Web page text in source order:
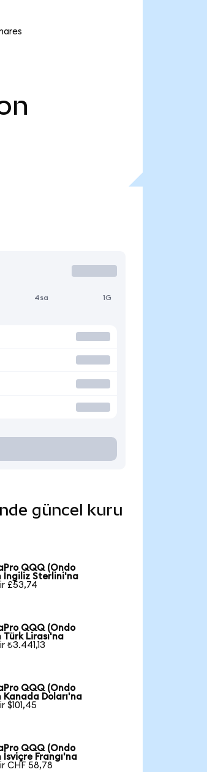
4sa 1G
güncel kuru
QQQ (Ondo
İngiliz Sterlini'na
£53,74
QQQ (Ondo
Lirası'na
₺3.441,13
QQQ (Ondo
Doları'na
$101,45
QQQ (Ondo
Frangı'na
CHF 58,78